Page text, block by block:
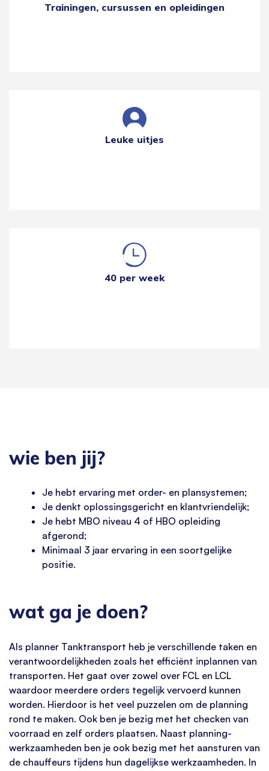
Trainingen, cursussen en opleidingen
Leuke uitjes
40 per week
wie ben jij?
Je hebt ervaring met order- en plansystemen;
Je denkt oplossingsgericht en klantvriendelijk;
Je hebt MBO niveau 4 of HBO opleiding
afgerond;
Minimaal 3 jaar ervaring in een soortgelijke
positie.
wat ga je doen?
Als planner Tanktransport heb je verschillende taken en
verantwoordelijkheden zoals het efficiënt inplannen van
transporten. Het gaat over zowel over FCL en LCL
waardoor meerdere orders tegelijk vervoerd kunnen
worden. Hierdoor is het veel puzzelen om de planning
rond te maken. Ook ben je bezig met het checken van
voorraad en zelf orders plaatsen. Naast planning-
werkzaamheden ben je ook bezig met het aansturen van
de chauffeurs tijdens hun dagelijkse werkzaamheden. In